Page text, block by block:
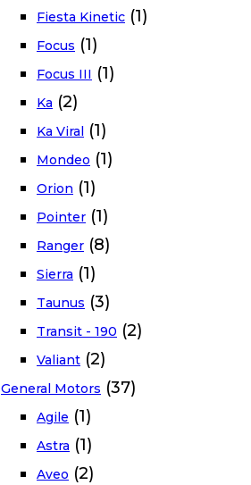
Fiesta Kinetic (1)
Focus (1)
Focus III (1)
Ka (2)
Ka Viral (1)
Mondeo (1)
Orion (1)
Pointer (1)
Ranger (8)
Sierra (1)
Taunus (3)
Transit - 190 (2)
Valiant (2)
General Motors (37)
Agile (1)
Astra (1)
Aveo (2)